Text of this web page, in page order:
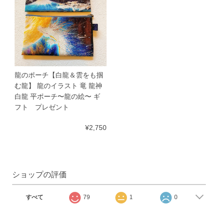
龍のポーチ【白龍＆雲をも掴
む龍】 龍のイラスト 竜 龍神
白龍 平ポーチ〜龍の絵〜 ギ
フト プレゼント
¥2,750
ショップの評価
すべて 79 1 0